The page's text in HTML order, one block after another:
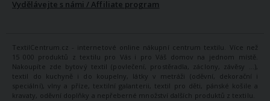
Vydělávejte s námi / Affiliate program
TextilCentrum.cz - internetové online nákupní centrum textilu. Více než
15 000 produktů z textilu pro Vás i pro Váš domov na jednom místě.
Nakoupíte zde bytový textil (povlečení, prostěradla, záclony, závěsy ...),
textil do kuchyně i do koupelny, látky v metráži (oděvní, dekorační i
speciální), vlny a příze, textilní galanterii, textil pro děti, pánské košile a
kravaty, oděvní doplňky a nepřeberné množství dalších produktů z textilu.